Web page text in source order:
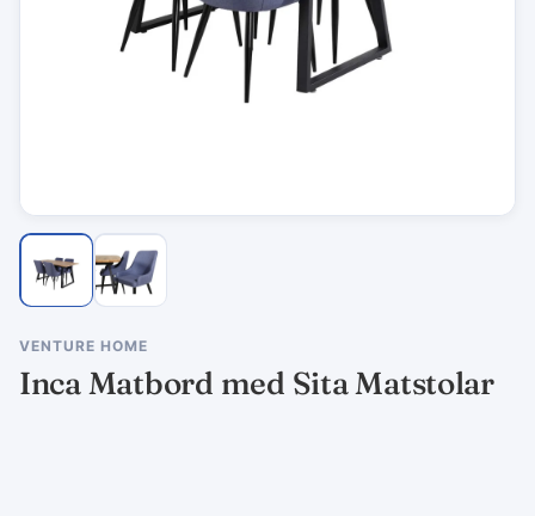
VENTURE HOME
Inca Matbord med Sita Matstolar